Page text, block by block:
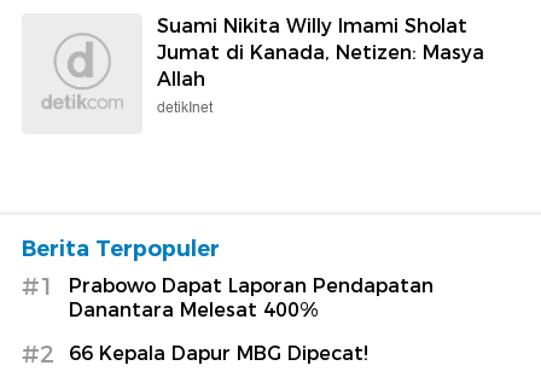
Suami Nikita Willy Imami Sholat
Jumat di Kanada, Netizen: Masya
Allah
detikInet
Berita Terpopuler
#1
Prabowo Dapat Laporan Pendapatan
Danantara Melesat 400%
#2 66 Kepala Dapur MBG Dipecat!